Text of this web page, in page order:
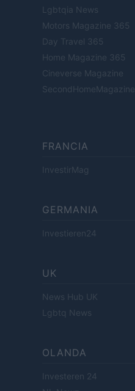
Lgbtqia News
Motors Magazine 365
Day Travel 365
Home Magazine 365
Cineverse Magazine
SecondHomeMagazine
FRANCIA
InvestirMag
GERMANIA
Investieren24
UK
News Hub UK
Lgbtq News
OLANDA
Investeren 24